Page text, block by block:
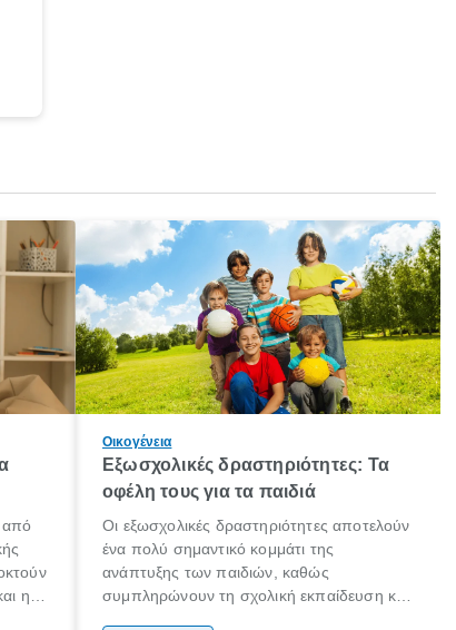
από
η
Οικογένεια
Εξωσχολικές δραστηριότητες: Τα
οφέλη τους για τα παιδιά
Οι εξωσχολικές δραστηριότητες αποτελούν
ένα πολύ σημαντικό κομμάτι της
ανάπτυξης των παιδιών, καθώς
συμπληρώνουν τη σχολική εκπαίδευση και